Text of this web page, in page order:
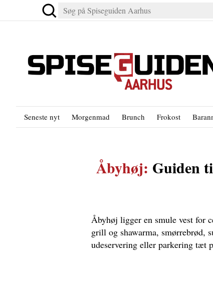
Seneste nyt Morgenmad Brunch Frokost
Åbyhøj: Guiden
Åbyhøj ligger en smule vest for
grill og shawarma, smørrebrød,
udeservering eller parkering tæt